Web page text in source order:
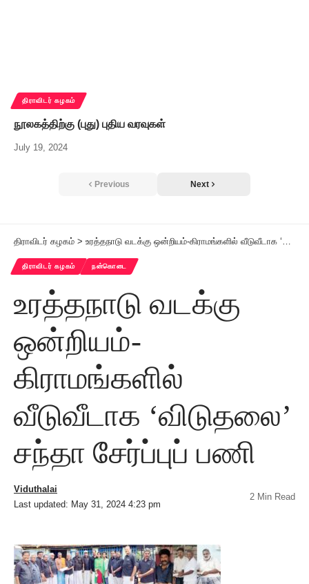
திராவிடர் கழகம்
நூலகத்திற்கு (புது) புதிய வரவுகள்
July 19, 2024
Previous Next
திராவிடர் கழகம் > உரத்தநாடு வடக்கு ஒன்றியம்-கிராமங்களில் வீடுவீடாக ‘விடுதலை’ சந்தா சேர்ப்புப் பணி
திராவிடர் கழகம் நன்கொடை
உரத்தநாடு வடக்கு
ஒன்றியம்-
கிராமங்களில்
வீடுவீடாக ‘விடுதலை’
சந்தா சேர்ப்புப் பணி
Last updated: May 31, 2024 4:23 pm
Viduthalai
2 Min Read